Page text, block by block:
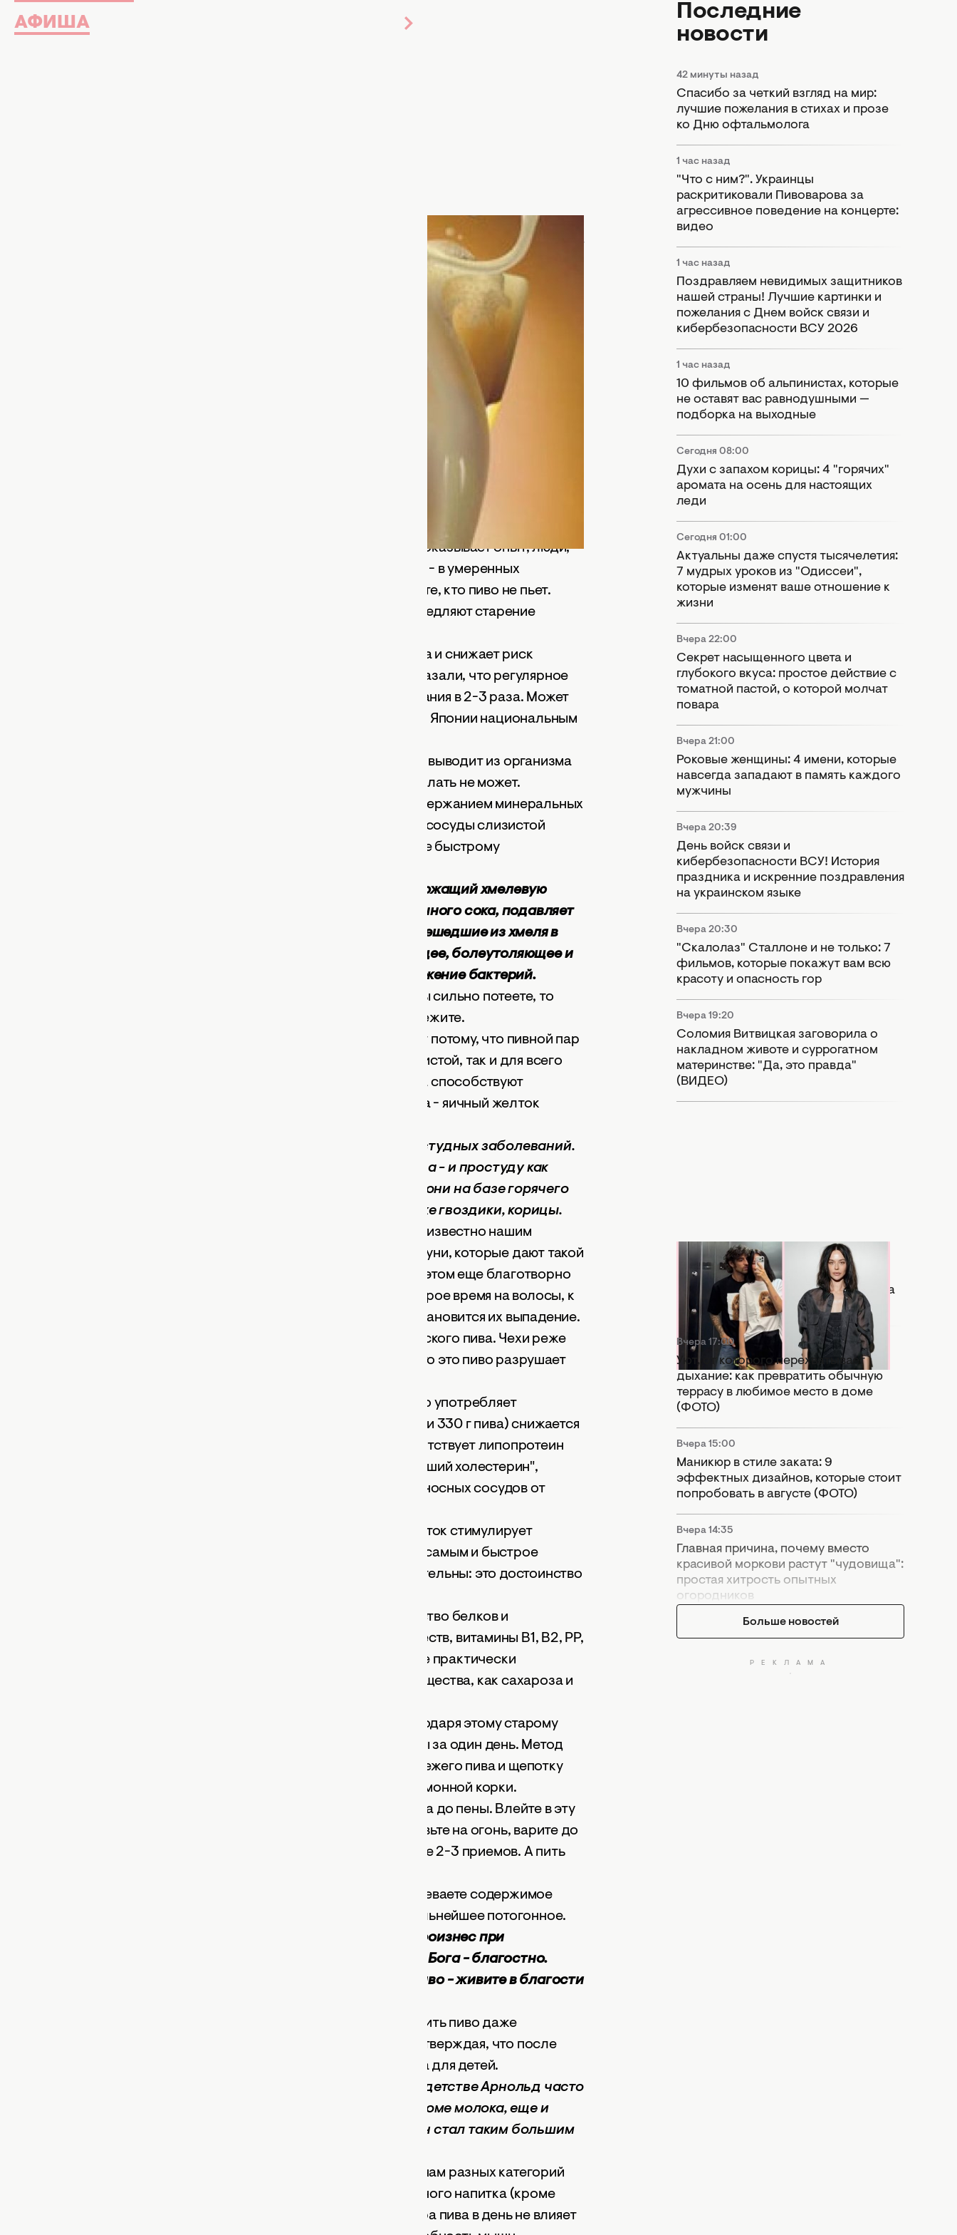
АФИША
Издавна отмечались и лечебно-косметические свойства пива. Еще в XVI
в. один немецкий аптекарь рекомендовал женщинам регулярно мазать
лицо и грудь пивной пеной для придания коже нежности. Известно, что
прусский король Фридрих-Вильгельм III (1797-1840) засматривался на
полные фигуры придворных дам, пренебрегая подчас признанной в
Европе красавицей королевой Луизой (умерла в 1810 г.), страдавшей
Ей пришлось последовать советам медиков: "пить пиво во время еды и
после, оставить верховую езду, три раза в день тщательно массировать
православии Александра Федоровна) стала супругой великого князя
Конечно пиво не панацея, но определенными лечебными свойствами оно
конечно обладает. Общее действие: пиво ускоряет обмен веществ в
организме, способствует омоложению клеток. Как показывает опыт, люди,
регулярно употребляющие пиво ( стоит подчеркнуть - в умеренных
количествах), стареют значительно медленнее, чем те, кто пиво не пьет.
Геронтологи считают, что 1-2 кружки пива в день замедляют старение
Пиво выводит из организма канцерогенные вещества и снижает риск
заболеть раком. Исследования японских ученых показали, что регулярное
употребление пива способно снизить риск заболевания в 2-3 раза. Может
быть поэтому, в последние десятилетия пиво стало в Японии национальным
Кроме того, абсолютно точно установлено, что пиво выводит из организма
соли алюминия, и ни одна другая жидкость этого сделать не может.
Пиво прекрасно утоляет жажду, что объясняется содержанием минеральных
веществ и углекислоты, расширяющей капиллярные сосуды слизистой
оболочки органов пищеварения, способствует более быстрому
Пиво - единственный алкогольный напиток, содержащий хмелевую
горечь, которая активизирует выделение желудочного сока, подавляет
нежелательное воздействие алкоголя в пиве. Перешедшие из хмеля в
пиво активные вещества оказывают успокаивающее, болеутоляющее и
гипнотическое действия, тормозят рост и размножение бактерий.
Пивные ванны отрегулируют потоотделение. Если Вы сильно потеете, то
добавьте в теплую воду бутылку пива и немного полежите.
В бане пиво льют на раскаленные камни. Это делают потому, что пивной пар
очень полезен как для кожи, делая ее более шелковистой, так и для всего
организма. Различные маски и кремы на основе пива способствуют
разглаживанию морщин. Например, желтковая маска - яичный желток
Существуют народные рецепты для лечения простудных заболеваний.
Например, ложка меда на кружку подогретого пива - и простуду как
рукой снимет. Существуют и другие рецепты, все они на базе горячего
или подогретого пива с добавлением яйца, а также гвоздики, корицы.
Лучшее средство для укладки волос , которое было известно нашим
прабабушкам, это пиво. Всем известны пивные шампуни, которые дают такой
же эффект, как шампуни с кондиционерами, но при этом еще благотворно
действуют на волосы. А если пиво нанести на некоторое время на волосы, к
ним вернется здоровый блеск, эластичность, приостановится их выпадение.
Известны целительные свойства щелочного Пльзенского пива. Чехи реже
страдают болезнями почек. Врачи подтверждают, что это пиво разрушает
Американские ученые пришли к выводу, что у тех, кто употребляет
ежедневно одну-две дозы алкоголя (13,2 г спирта или 330 г пива) снижается
риск сердечного приступа на 50%. В алкоголе присутствует липопротеин
высокой плотности или, как его еще называют, "хороший холестерин",
который выполняет важную функцию очистки кровеносных сосудов от
Благодаря высокому содержанию углекислоты напиток стимулирует
расширение капилляров слизистой оболочки, а тем самым и быстрое
всасывание жидкости в кровь. Однако будьте внимательны: это достоинство
В составе пива можно встретить небольшое количество белков и
аминокислот, от 1 до 2 гр. на литр минеральных веществ, витамины В1, В2, РР,
а также органические кислоты. Более того, в напитке практически
отсутствуют такие нежелательные для организма вещества, как сахароза и
Старый английский способ лечения простуды: благодаря этому старому
английскому рецепту можно избавиться от простуды за один день. Метод
проверенный и безобидный. Возьмите 2 бутылки свежего пива и щепотку
корицы, добавьте 3-4 палочки гвоздик и немного лимонной корки.
Разотрите 3 желтка с 2-5 столовыми ложками сахара до пены. Влейте в эту
массу горячее пиво с пряностями, помешивая. Поставьте на огонь, варите до
загустения, но не кипятите. Простуда отступает после 2-3 приемов. А пить
Народная немецкая медицина: на водяной бане нагреваете содержимое
бутылки до 30 градусов и употребляете внутрь - сильнейшее потогонное.
Министр здравоохранения Германии Зеехофер произнес при
многочисленных свидетелях такой тост: "Бояться Бога - благостно.
Пить пиво - радостно. Так бойтесь Бога и пейте пиво - живите в благости
Почти все авторы старых книг о пиве рекомендуют пить пиво даже
кормящим матерям и грудным младенцам, всерьез утверждая, что после
материнского молока пиво - самая подходящая пища для детей.
Как утверждает мама Арнольда Шварцнеггера, в детстве Арнольд часто
болел и однажды ей посоветовали давать ему, кроме молока, еще и
немного пива. Именно поэтому, как она считает, он стал таким большим
В институте спортивной медицины в Риме спортсменам разных категорий
давали в течение месяца пиво в качестве единственного напитка (кроме
воды). И было установлено, что употребление 1 литра пива в день не влияет
Последние
новости
42 минуты назад
Спасибо за четкий взгляд на мир:
лучшие пожелания в стихах и прозе
ко Дню офтальмолога
1 час назад
"Что с ним?". Украинцы
раскритиковали Пивоварова за
агрессивное поведение на концерте:
видео
1 час назад
Поздравляем невидимых защитников
нашей страны! Лучшие картинки и
пожелания с Днем войск связи и
кибербезопасности ВСУ 2026
1 час назад
10 фильмов об альпинистах, которые
не оставят вас равнодушными —
подборка на выходные
Сегодня 08:00
Духи с запахом корицы: 4 "горячих"
аромата на осень для настоящих
леди
Сегодня 01:00
Актуальны даже спустя тысячелетия:
7 мудрых уроков из "Одиссеи",
которые изменят ваше отношение к
жизни
Вчера 22:00
Секрет насыщенного цвета и
глубокого вкуса: простое действие с
томатной пастой, о которой молчат
повара
Вчера 21:00
Роковые женщины: 4 имени, которые
навсегда западают в память каждого
мужчины
Вчера 20:39
День войск связи и
кибербезопасности ВСУ! История
праздника и искренние поздравления
на украинском языке
Вчера 20:30
"Скалолаз" Сталлоне и не только: 7
фильмов, которые покажут вам всю
красоту и опасность гор
Вчера 19:20
Соломия Витвицкая заговорила о
накладном животе и суррогатном
материнстве: "Да, это правда"
(ВИДЕО)
Вчера 17:56
Копия бывшей: в Сети активно
сравнивают новую девушку Дантеса
с Дорофеевой (ФОТО)
Вчера 17:00
Уют, от которого перехватывает
дыхание: как превратить обычную
террасу в любимое место в доме
(ФОТО)
Вчера 15:00
Маникюр в стиле заката: 9
эффектных дизайнов, которые стоит
попробовать в августе (ФОТО)
Вчера 14:35
Главная причина, почему вместо
красивой моркови растут "чудовища":
простая хитрость опытных
огородников
Больше новостей